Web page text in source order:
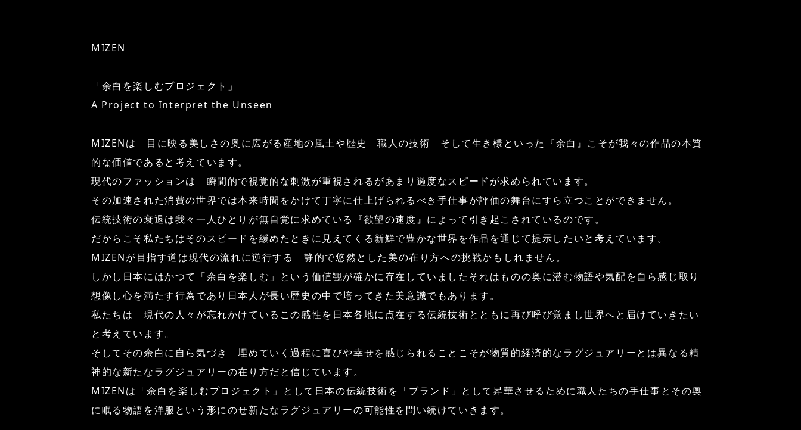
MIZEN
「余白を楽しむプロジェクト」
A Project to Interpret the Unseen
MIZENは 目に映る美しさの奥に広がる産地の風土や歴史 職人の技術 そして生き様といった『余白』こそが我々の作品の本質
的な価値であると考えています。
現代のファッションは 瞬間的で視覚的な刺激が重視されるがあまり過度なスピードが求められています。
その加速された消費の世界では本来時間をかけて丁寧に仕上げられるべき手仕事が評価の舞台にすら立つことができません。
伝統技術の衰退は我々一人ひとりが無自覚に求めている『欲望の速度』によって引き起こされているのです。
だからこそ私たちはそのスピードを緩めたときに見えてくる新鮮で豊かな世界を作品を通じて提示したいと考えています。
MIZENが目指す道は現代の流れに逆行する 静的で悠然とした美の在り方への挑戦かもしれません。
しかし日本にはかつて「余白を楽しむ」という価値観が確かに存在していましたそれはものの奥に潜む物語や気配を自ら感じ取り
想像し心を満たす行為であり日本人が長い歴史の中で培ってきた美意識でもあります。
私たちは 現代の人々が忘れかけているこの感性を日本各地に点在する伝統技術とともに再び呼び覚まし世界へと届けていきたい
と考えています。
そしてその余白に自ら気づき 埋めていく過程に喜びや幸せを感じられることこそが物質的経済的なラグジュアリーとは異なる精
神的な新たなラグジュアリーの在り方だと信じています。
MIZENは「余白を楽しむプロジェクト」として日本の伝統技術を「ブランド」として昇華させるために職人たちの手仕事とその奥
に眠る物語を洋服という形にのせ新たなラグジュアリーの可能性を問い続けていきます。